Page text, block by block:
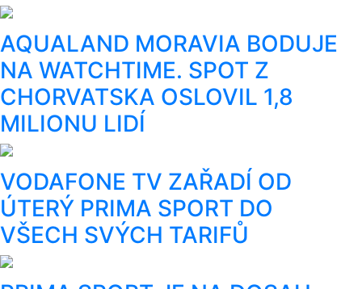
AQUALAND MORAVIA BODUJE
NA WATCHTIME. SPOT Z
CHORVATSKA OSLOVIL 1,8
MILIONU LIDÍ
VODAFONE TV ZAŘADÍ OD
ÚTERÝ PRIMA SPORT DO
VŠECH SVÝCH TARIFŮ